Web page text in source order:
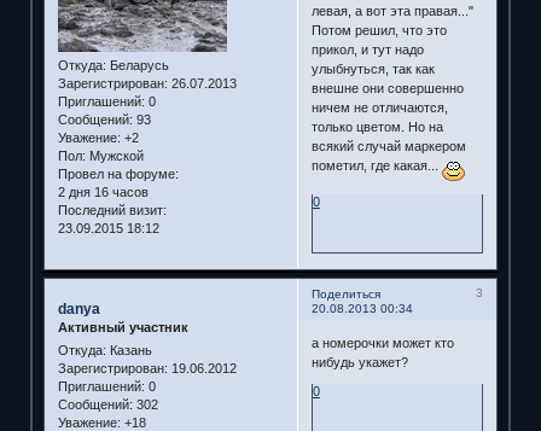
Откуда: Беларусь
Зарегистрирован: 26.07.2013
Приглашений: 0
Сообщений: 93
Уважение: +2
Пол: Мужской
Провел на форуме:
2 дня 16 часов
Последний визит:
23.09.2015 18:12
левая, а вот эта правая..."
Потом решил, что это
прикол, и тут надо
улыбнуться, так как
внешне они совершенно
ничем не отличаются,
только цветом. Но на
всякий случай маркером
пометил, где какая...
0
Поделиться
3
20.08.2013 00:34
danya
Активный участник
Откуда: Казань
Зарегистрирован: 19.06.2012
Приглашений: 0
Сообщений: 302
Уважение: +18
а номерочки может кто
нибудь укажет?
0